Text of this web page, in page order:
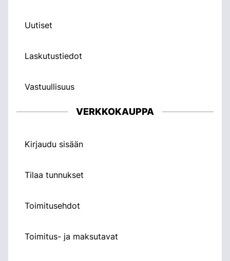
Uutiset
Laskutustiedot
Vastuullisuus
VERKKOKAUPPA
Kirjaudu sisään
Tilaa tunnukset
Toimitusehdot
Toimitus- ja maksutavat